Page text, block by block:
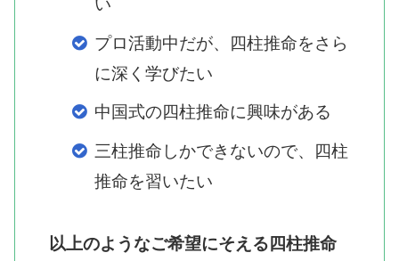
い
プロ活動中だが、四柱推命をさら
に深く学びたい
中国式の四柱推命に興味がある
三柱推命しかできないので、四柱
推命を習いたい
以上のようなご希望にそえる四柱推命